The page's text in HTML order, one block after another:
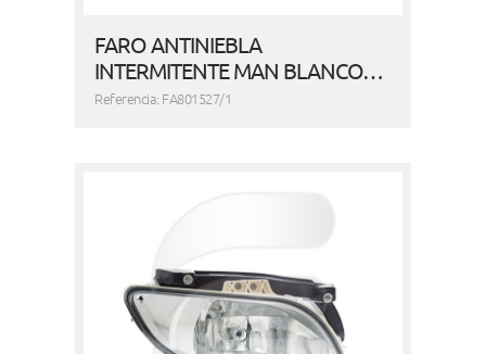
FARO ANTINIEBLA
INTERMITENTE MAN BLANCO…
Referencia: FA801527/1